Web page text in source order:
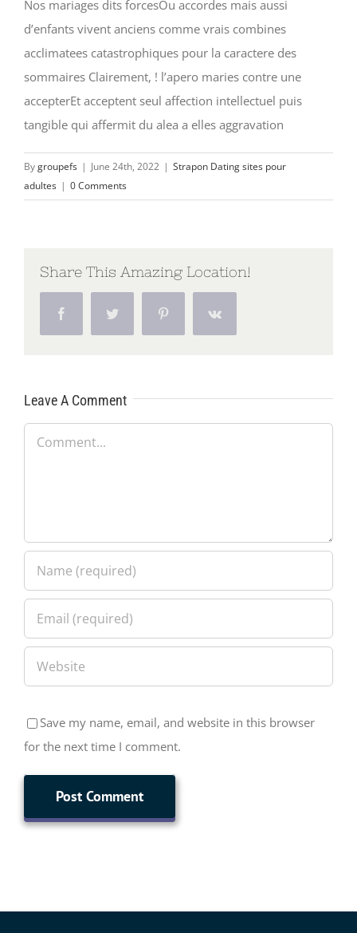
Nos mariages dits forcesOu accordes mais aussi
d’enfants vivent anciens comme vrais combines
acclimatees catastrophiques pour la caractere des
sommaires Clairement, ! l’apero maries contre une
accepterEt acceptent seul affection intellectuel puis
tangible qui affermit du alea a elles aggravation
Bygroupefs | June 24th, 2022 | Strapon Dating sites pour
adultes | 0 Comments
Share This Amazing Location!
Facebook Pinterest Vk
Leave A Comment
Comment
Save my name, email, and website in this browser
for the next time I comment.